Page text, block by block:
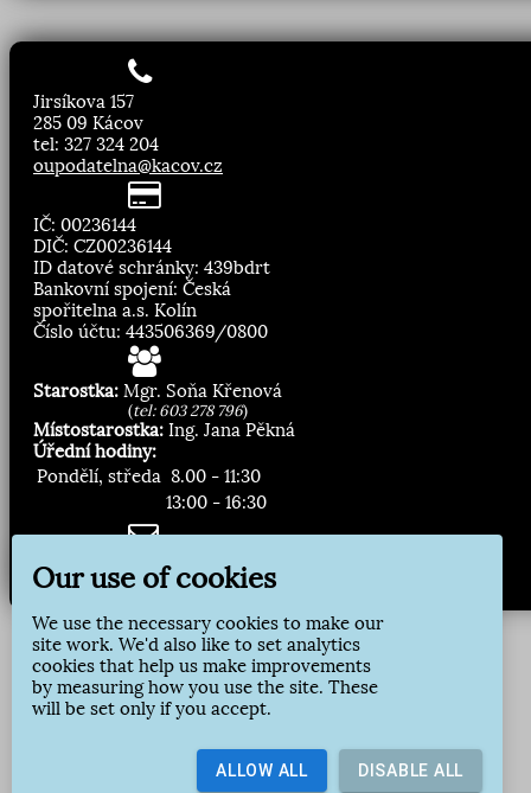
Jirsíkova 157
285 09 Kácov
tel: 327 324 204
oupodatelna@kacov.cz
IČ: 00236144
DIČ: CZ00236144
ID datové schránky: 439bdrt
Bankovní spojení: Česká
spořitelna a.s. Kolín
Číslo účtu: 443506369/0800
Starostka: Mgr. Soňa Křenová
(tel: 603 278 796)
Místostarostka: Ing. Jana Pěkná
Úřední hodiny:
Pondělí, středa 8.00 - 11:30
13:00 - 16:30
Zasílání novinek:
Přihlásit odběr
Our use of cookies
We use the necessary cookies to make our
site work. We'd also like to set analytics
cookies that help us make improvements
by measuring how you use the site. These
will be set only if you accept.
ALLOW ALL DISABLE ALL